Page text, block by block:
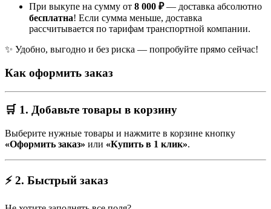
При выкупе на сумму от 8 000 ₽— доставка абсолютно
бесплатна! Если сумма меньше, доставка
рассчитывается по тарифам транспортной компании.
✨ Удобно, выгодно и без риска — попробуйте прямо сейчас!
Как оформить заказ
🛒 1. Добавьте товары в корзину
Выберите нужные товары и нажмите в корзине кнопку
«Оформить заказ» или «Купить в 1 клик».
⚡ 2. Быстрый заказ